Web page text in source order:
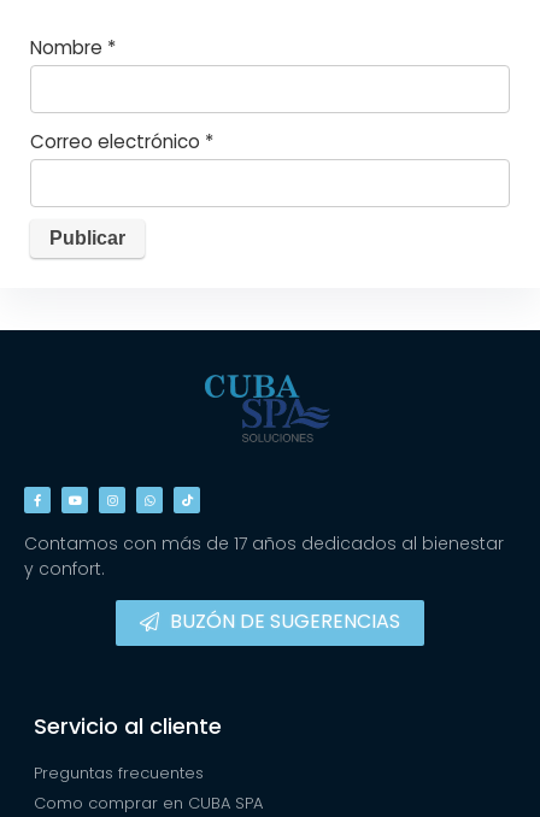
Nombre *
Correo electrónico *
Contamos con más de 17 años dedicados al bienestar
y confort.
BUZÓN DE SUGERENCIAS
Servicio al cliente
Preguntas frecuentes
Como comprar en CUBA SPA